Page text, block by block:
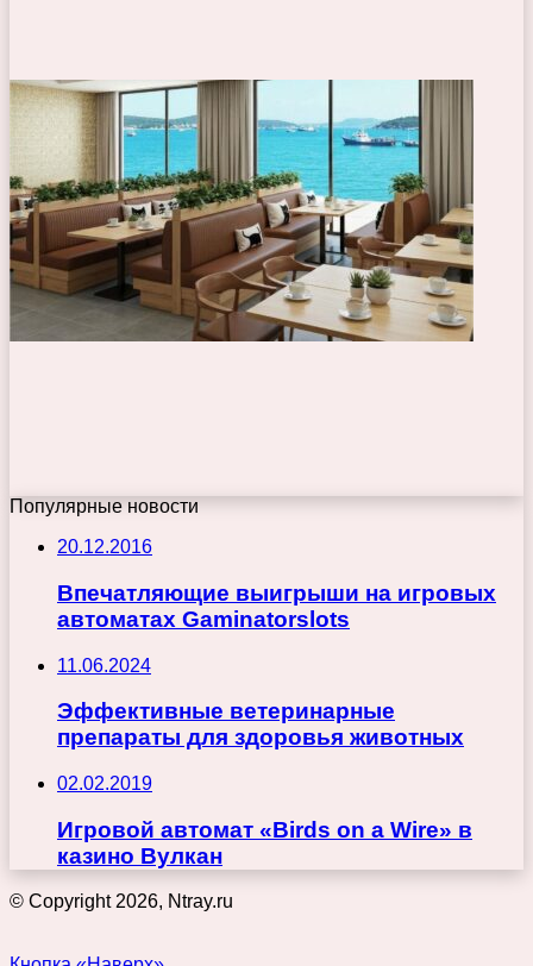
Популярные новости
20.12.2016
Впечатляющие выигрыши на игровых
автоматах Gaminatorslots
11.06.2024
Эффективные ветеринарные
препараты для здоровья животных
02.02.2019
Игровой автомат «Birds on a Wire» в
казино Вулкан
© Copyright 2026, Ntray.ru